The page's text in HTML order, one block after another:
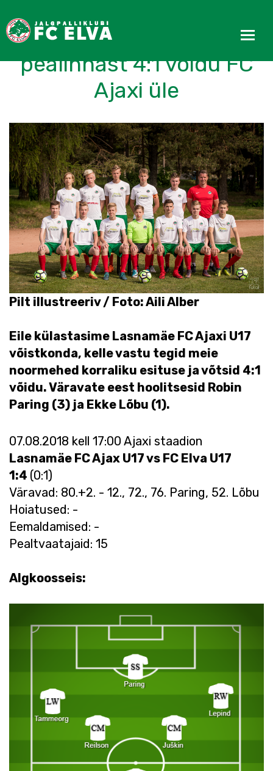
FC Elva U17 tõi
pealinnast 4:1 võidu FC
Ajaxi üle
Pilt illustreeriv / Foto: Aili Alber
Eile külastasime Lasnamäe FC Ajaxi U17
võistkonda, kelle vastu tegid meie
noormehed korraliku esituse ja võtsid 4:1
võidu. Väravate eest hoolitsesid Robin
Paring (3) ja Ekke Lõbu (1).
07.08.2018 kell 17:00 Ajaxi staadion
Lasnamäe FC Ajax U17 vs FC Elva U17
1:4 (0:1)
Väravad: 80.+2. - 12., 72., 76. Paring, 52. Lõbu
Hoiatused: -
Eemaldamised: -
Pealtvaatajaid: 15
Algkoosseis: